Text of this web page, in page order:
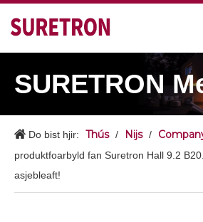
SURETRON
Do bist hjir: Thús / Nijs /
produktfoarbyld fan Suretron Hall 9.2
asjebleaft!